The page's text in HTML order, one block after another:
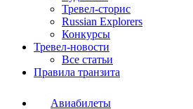
Тревел-сторис
Russian Explorers
Конкурсы
Тревел-новости
Все статьи
Правила транзита
Авиабилеты